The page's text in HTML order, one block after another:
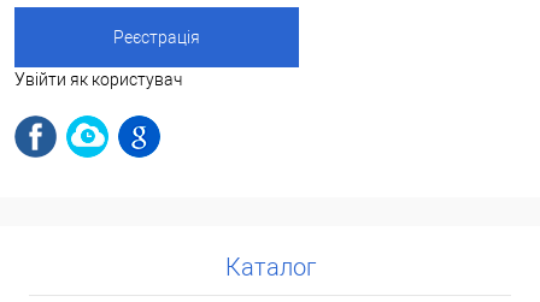
Увійти як користувач
Каталог